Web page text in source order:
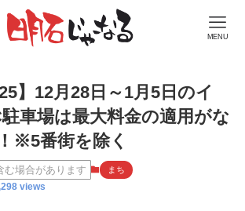
MENU
】12月28日～1月5日のイ
車場は最大料金の適用がな
※5番街を除く
む場合があります まち
views